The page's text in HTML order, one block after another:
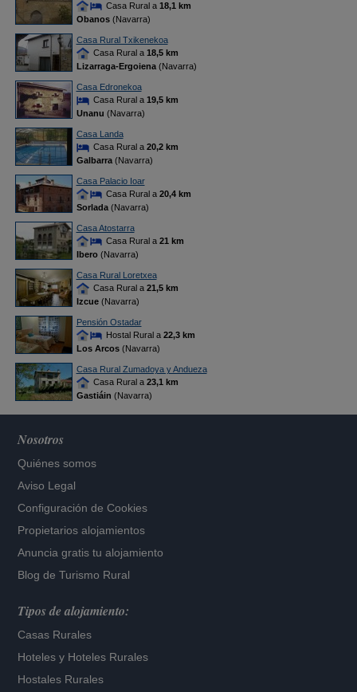
Casa Rural a 18,1 km
Obanos(Navarra)
Casa Rural Txikenekoa
Casa Rural a 18,5 km
Lizarraga-Ergoiena(Navarra)
Casa Edronekoa
Casa Rural a 19,5 km
Unanu (Navarra)
Casa Landa
Casa Rural a 20,2 km
Galbarra(Navarra)
Casa Palacio Ioar
Casa Rural a 20,4 km
Sorlada(Navarra)
Casa Atostarra
Casa Rural a 21 km
Ibero(Navarra)
Casa Rural Loretxea
Casa Rural a 21,5 km
Izcue(Navarra)
Pensión Ostadar
Hostal Rural a 22,3 km
Los Arcos(Navarra)
Casa Rural Zumadoya y Andueza
Casa Rural a 23,1 km
Gastiáin (Navarra)
Nosotros
Quiénes somos
Aviso Legal
Configuración de Cookies
Propietarios alojamientos
Anuncia gratis tu alojamiento
Blog de Turismo Rural
Tipos de alojamiento:
Casas Rurales
Hoteles y Hoteles Rurales
Hostales Rurales